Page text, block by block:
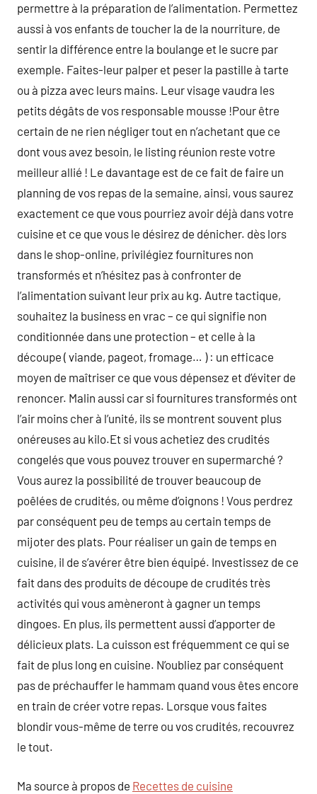
permettre à la préparation de l’alimentation. Permettez
aussi à vos enfants de toucher la de la nourriture, de
sentir la différence entre la boulange et le sucre par
exemple. Faites-leur palper et peser la pastille à tarte
ou à pizza avec leurs mains. Leur visage vaudra les
petits dégâts de vos responsable mousse !Pour être
certain de ne rien négliger tout en n’achetant que ce
dont vous avez besoin, le listing réunion reste votre
meilleur allié ! Le davantage est de ce fait de faire un
planning de vos repas de la semaine, ainsi, vous saurez
exactement ce que vous pourriez avoir déjà dans votre
cuisine et ce que vous le désirez de dénicher. dès lors
dans le shop-online, privilégiez fournitures non
transformés et n’hésitez pas à confronter de
l’alimentation suivant leur prix au kg. Autre tactique,
souhaitez la business en vrac – ce qui signifie non
conditionnée dans une protection – et celle à la
découpe ( viande, pageot, fromage… ) : un efficace
moyen de maîtriser ce que vous dépensez et d’éviter de
renoncer. Malin aussi car si fournitures transformés ont
l’air moins cher à l’unité, ils se montrent souvent plus
onéreuses au kilo.Et si vous achetiez des crudités
congelés que vous pouvez trouver en supermarché ?
Vous aurez la possibilité de trouver beaucoup de
poêlées de crudités, ou même d’oignons ! Vous perdrez
par conséquent peu de temps au certain temps de
mijoter des plats. Pour réaliser un gain de temps en
cuisine, il de s’avérer être bien équipé. Investissez de ce
fait dans des produits de découpe de crudités très
activités qui vous amèneront à gagner un temps
dingoes. En plus, ils permettent aussi d’apporter de
délicieux plats. La cuisson est fréquemment ce qui se
fait de plus long en cuisine. N’oubliez par conséquent
pas de préchauffer le hammam quand vous êtes encore
en train de créer votre repas. Lorsque vous faites
blondir vous-même de terre ou vos crudités, recouvrez
le tout.
Ma source à propos de Recettes de cuisine